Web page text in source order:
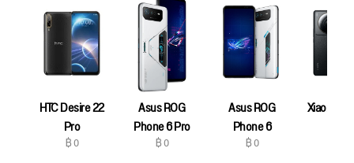
HTC Desire 22
Pro
฿ 0
Asus ROG
Phone 6 Pro
฿ 0
Asus ROG
Phone 6
฿ 0
Xiaomi